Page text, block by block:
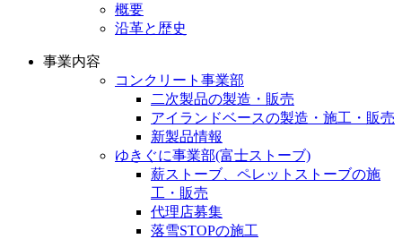
概要
沿革と歴史
事業内容
コンクリート事業部
二次製品の製造・販売
アイランドベースの製造・施工・販売
新製品情報
ゆきぐに事業部(富士ストーブ)
薪ストーブ、ペレットストーブの施
工・販売
代理店募集
落雪STOPの施工